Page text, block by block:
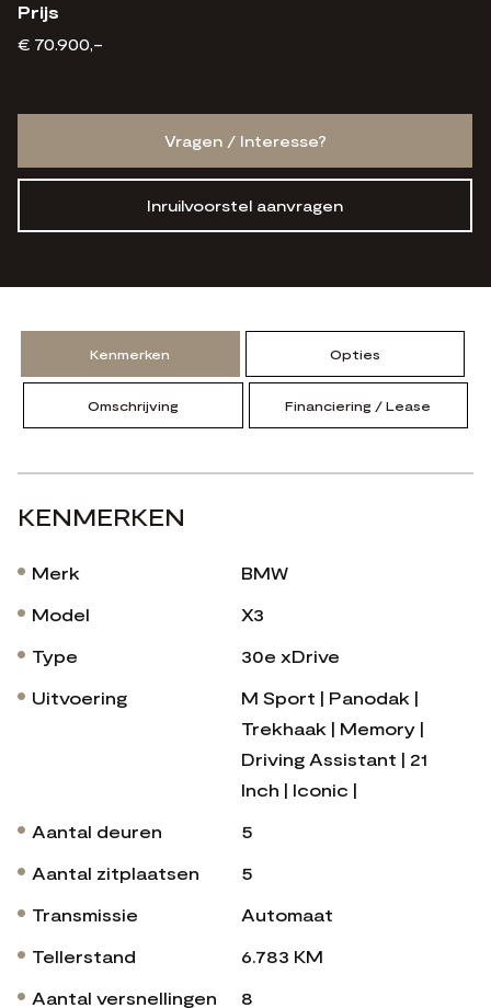
Prijs
€ 70.900,-
Vragen / Interesse?
Inruilvoorstel aanvragen
Kenmerken Opties
Omschrijving Financiering / Lease
KENMERKEN
Merk
BMW
Model
X3
Type
30e xDrive
Uitvoering
M Sport | Panodak |
Trekhaak | Memory |
Driving Assistant | 21
Inch | Iconic |
Aantal deuren
5
Aantal zitplaatsen
5
Transmissie
Automaat
Tellerstand
6.783 KM
Aantal versnellingen
8